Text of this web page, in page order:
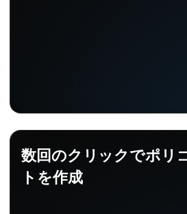
数回のクリックでポリ
トを作成